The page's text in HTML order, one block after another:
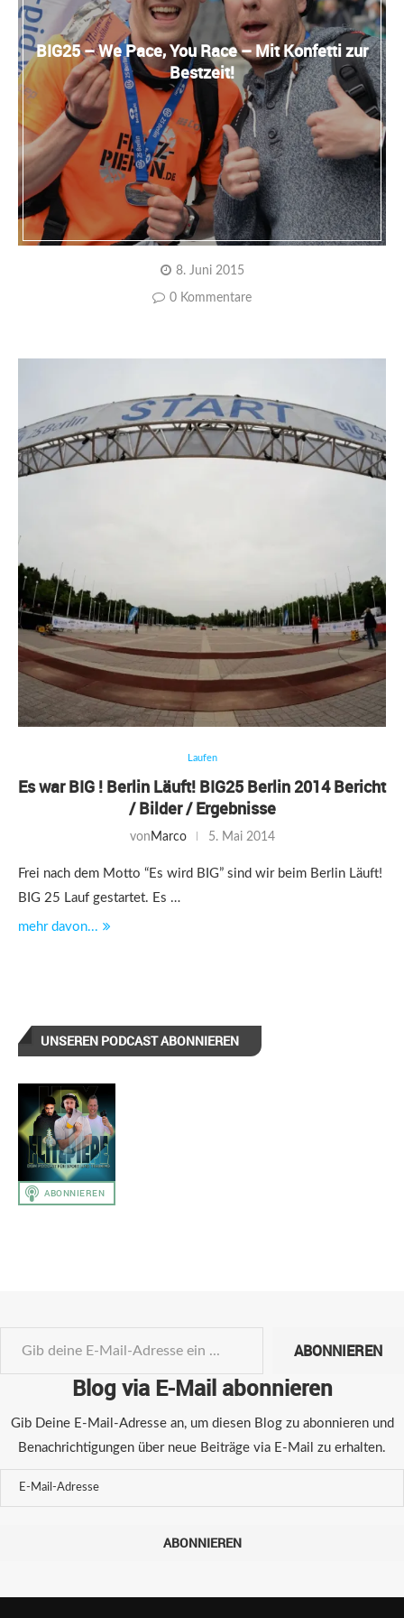
BIG25 – We Pace, You Race – Mit Konfetti zur
Bestzeit!
8. Juni 2015
0 Kommentare
Laufen
Es war BIG ! Berlin Läuft! BIG25 Berlin 2014 Bericht
/ Bilder / Ergebnisse
von Marco 5. Mai 2014
Frei nach dem Motto “Es wird BIG” sind wir beim Berlin Läuft!
BIG 25 Lauf gestartet. Es …
mehr davon...
UNSEREN PODCAST ABONNIEREN
ABONNIEREN
Blog via E-Mail abonnieren
Gib Deine E-Mail-Adresse an, um diesen Blog zu abonnieren und
Benachrichtigungen über neue Beiträge via E-Mail zu erhalten.
ABONNIEREN